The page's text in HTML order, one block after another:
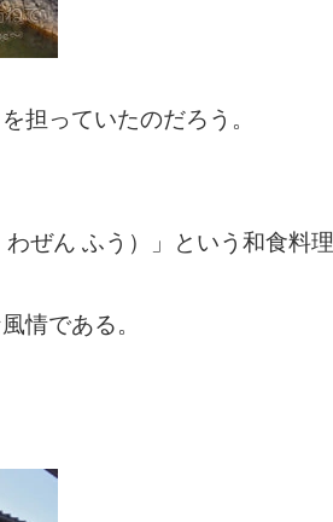
担っていたのだろう。
ぜん ふう）」という和食料理
情である。